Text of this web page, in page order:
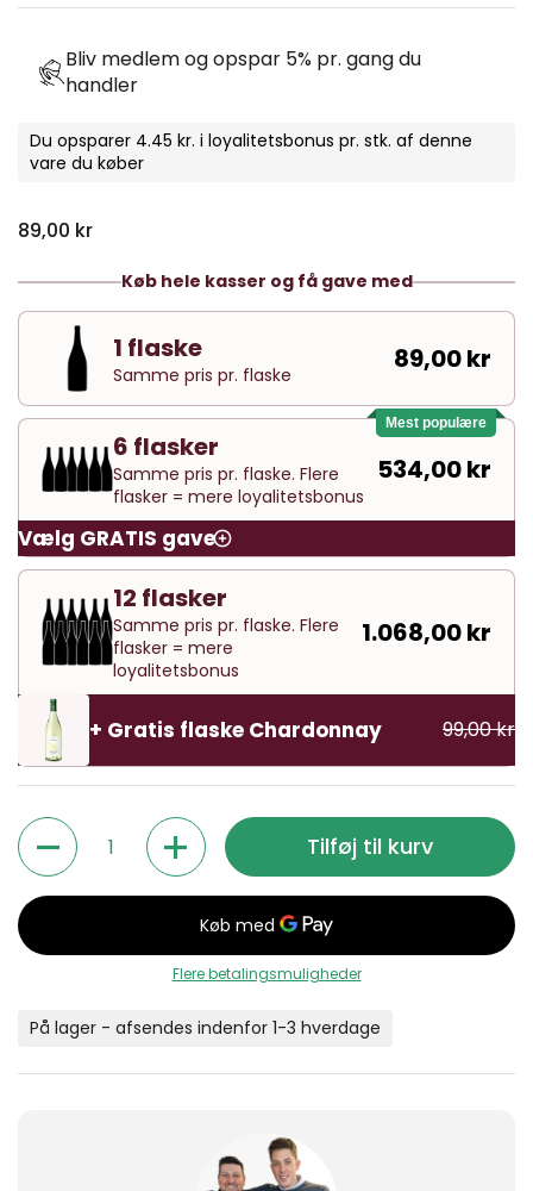
Bliv medlem og opspar 5% pr. gang du
handler
Du opsparer 4.45 kr. i loyalitetsbonus pr. stk. af denne
vare du køber
Normal pris
89,00 kr
Køb hele kasser og få gave med
1 flaske
Samme pris pr. flaske 89,00 kr
Mest populære
6 flasker
Samme pris pr. flaske. Flere
flasker = mere loyalitetsbonus
534,00 kr
Vælg GRATIS gave
12 flasker
Samme pris pr. flaske. Flere
flasker = mere
loyalitetsbonus
1.068,00 kr
+ Gratis flaske Chardonnay 99,00 kr
Antal
Tilføj til kurv
Flere betalingsmuligheder
På lager - afsendes indenfor 1-3 hverdage